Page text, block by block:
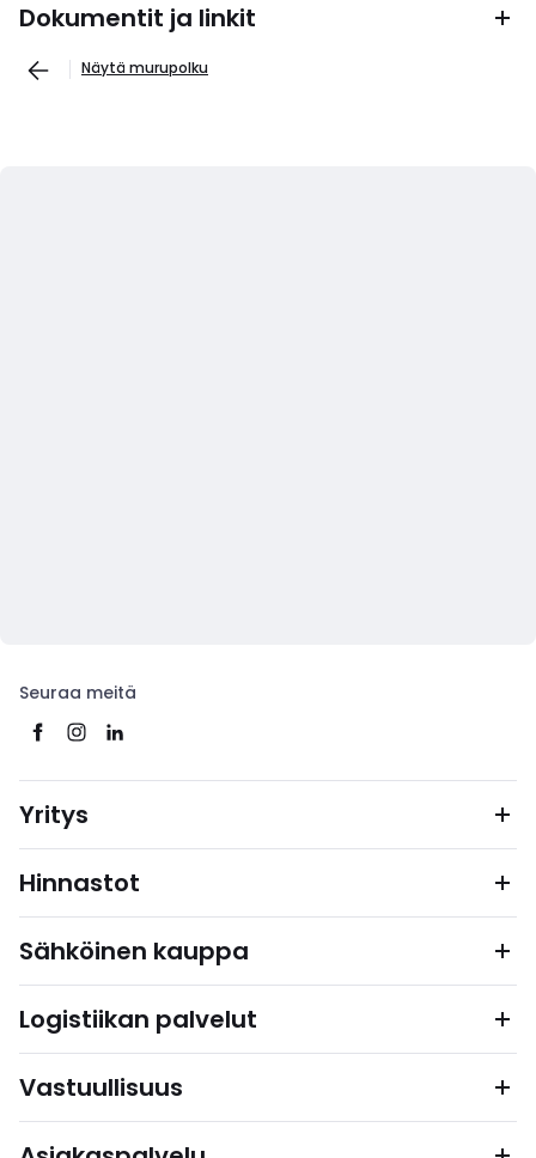
Dokumentit ja linkit
Näytä murupolku
Seuraa meitä
Yritys
Hinnastot
Sähköinen kauppa
Logistiikan palvelut
Vastuullisuus